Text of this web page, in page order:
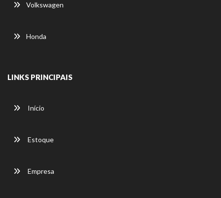
Volkswagen
Honda
LINKS PRINCIPAIS
Início
Estoque
Empresa